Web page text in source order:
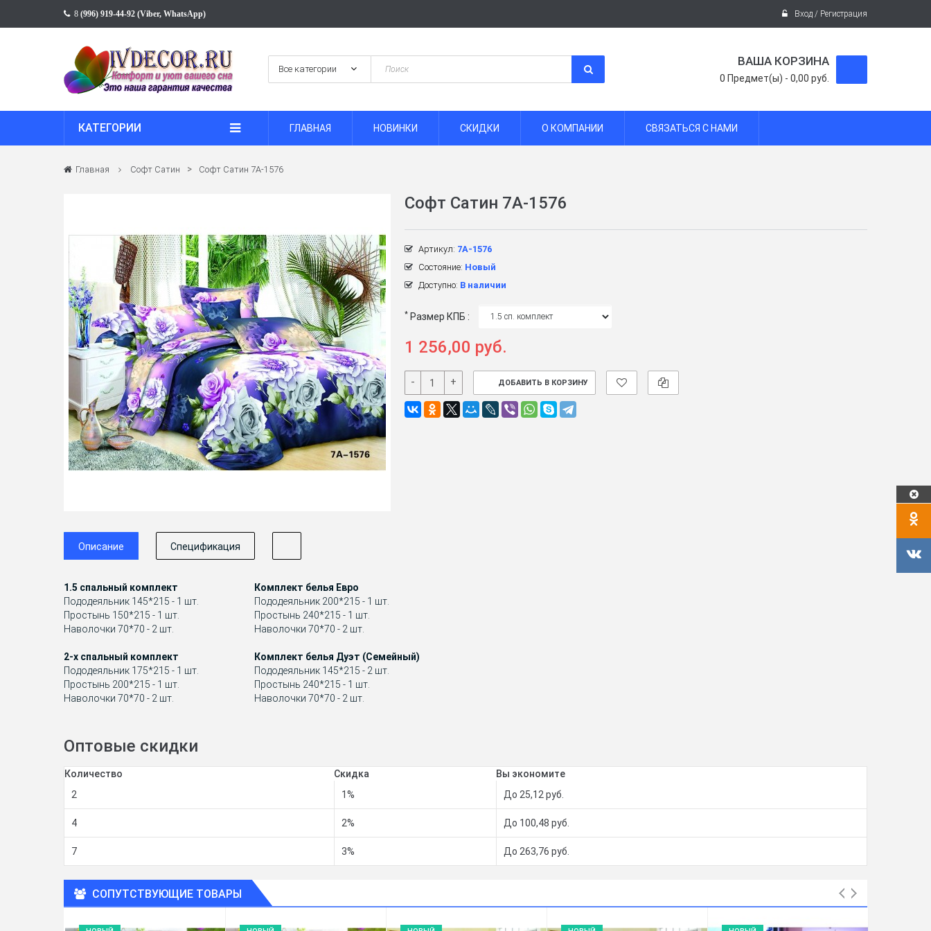
8 (996) 919-44-92 (Viber, WhatsApp) Вход / Регистрация
ВАША КОРЗИНА
0 Предмет(ы) - 0,00 руб.
КАТЕГОРИИ ГЛАВНАЯ НОВИНКИ СКИДКИ О КОМПАНИИ СВЯЗАТЬСЯ С НАМИ
Главная Софт Сатин > Софт Сатин 7A-1576
Софт Сатин 7A-1576
Артикул: 7A-1576
Состояние: Новый
Доступно: В наличии
* Размер КПБ :
1 256,00 руб.
- + ДОБАВИТЬ В КОРЗИНУ
Описание Спецификация
1.5 спальный комплект
Комплект белья Евро
Пододеяльник 145*215 - 1 шт.
Простынь 150*215 - 1 шт.
Наволочки 70*70 - 2 шт.
Пододеяльник 200*215 - 1 шт.
Простынь 240*215 - 1 шт.
Наволочки 70*70 - 2 шт.
2-х спальный комплект
Комплект белья Дуэт (Семейный)
Пододеяльник 175*215 - 1 шт.
Простынь 200*215 - 1 шт.
Наволочки 70*70 - 2 шт.
Пододеяльник 145*215 - 2 шт.
Простынь 240*215 - 1 шт.
Наволочки 70*70 - 2 шт.
Оптовые скидки
Количество Скидка
Вы экономите
2
1% До 25,12 руб.
4 2% До 100,48 руб.
7 3% До 263,76 руб.
СОПУТСТВУЮЩИЕ ТОВАРЫ